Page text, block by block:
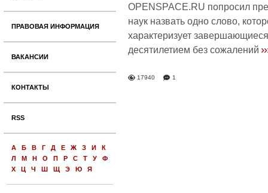
ПРАВОВАЯ ИНФОРМАЦИЯ
ВАКАНСИИ
КОНТАКТЫ
RSS
А Б В Г Д Е Ж З И
К
Л
М Н О П Р С Т У
Ф
Х
Ц Ч Ш Щ Э Ю Я
OPENSPACE.RU попросил
наук назвать одно слово,
характеризует
десятилетием без сожалений
17940 1